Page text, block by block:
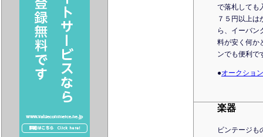
で落札しても
７５円以上
ら、イーバン
料が安く何か
ンでも便利で
●オークショ
楽器
ビンテージも